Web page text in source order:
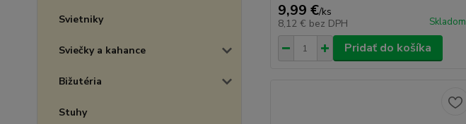
Svietniky
Sviečky a kahance
Bižutéria
Stuhy
9,99 €/ks
8,12 € bez DPH Skladom
Pridať do košíka